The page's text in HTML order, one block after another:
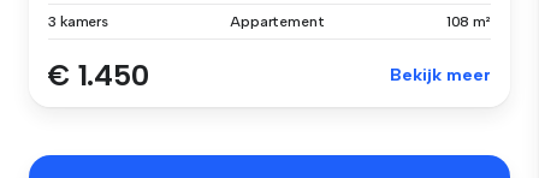
3 kamers Appartement 108 m²
€ 1.450 Bekijk meer